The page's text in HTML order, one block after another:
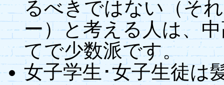
るべきではない（そ
ー）と考える人は、
てで少数派です。
女子学生･女子生徒は